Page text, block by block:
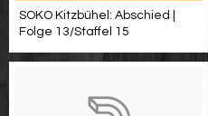
SOKO Kitzbühel: Abschied |
Folge 13/Staffel 15